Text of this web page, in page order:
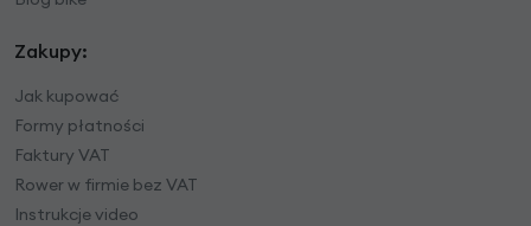
Zakupy:
Jak kupować
Formy płatności
Faktury VAT
Rower w firmie bez VAT
Instrukcje video